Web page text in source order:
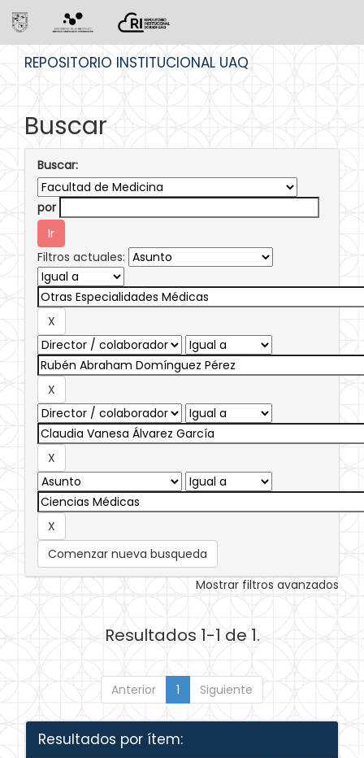
REPOSITORIO INSTITUCIONAL UAQ
Buscar
Buscar:
por
Filtros actuales:
Comenzar nueva busqueda
Mostrar filtros avanzados
Resultados 1-1 de 1.
Anterior 1 Siguiente
Resultados por ítem: